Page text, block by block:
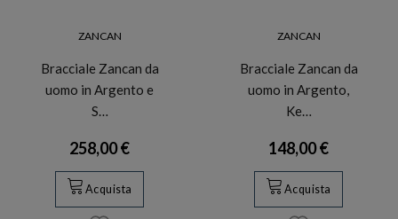
ZANCAN
Bracciale Zancan da
uomo in Argento e
S…
258,00 €
Acquista
ZANCAN
Bracciale Zancan da
uomo in Argento,
Ke…
148,00 €
Acquista